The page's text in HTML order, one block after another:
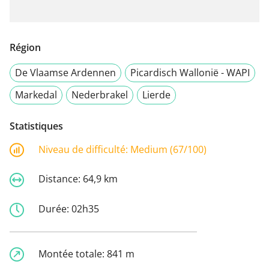
Région
De Vlaamse Ardennen
Picardisch Wallonië - WAPI
Markedal
Nederbrakel Lierde
Statistiques
Niveau de difficulté: Medium (67/100)
Distance: 64,9 km
Durée: 02h35
Montée totale: 841 m